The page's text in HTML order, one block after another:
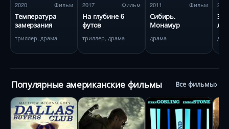
2020 Фильм
Температура
замерзания
триллер, драма
2017 Фильм
На глубине 6
футов
триллер, драма
2011 Фильм
Сибирь.
Монамур
драма
2018
Популярные американские фильмы Все фильмы